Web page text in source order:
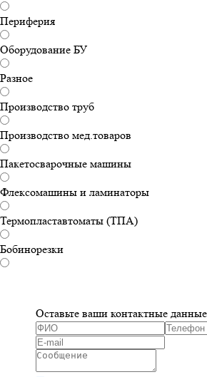
Периферия
Оборудование БУ
Разное
Производство труб
Производство мед.товаров
Пакетосварочные машины
Флексомашины и ламинаторы
Термопластавтоматы (ТПА)
Бобинорезки
Оставьте ваши контактные данные